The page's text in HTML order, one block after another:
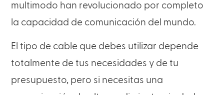
multimodo han revolucionado por completo
la capacidad de comunicación del mundo.
El tipo de cable que debes utilizar depende
totalmente de tus necesidades y de tu
presupuesto, pero si necesitas una